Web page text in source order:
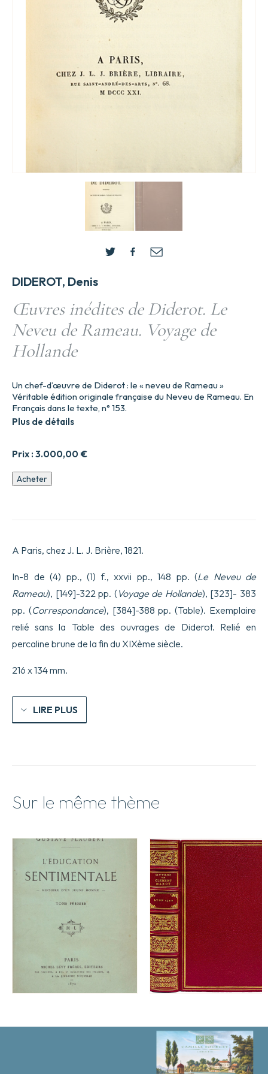
DIDEROT, Denis
Œuvres inédites de Diderot. Le
Neveu de Rameau. Voyage de
Hollande
Prix :3.000,00 €
Un chef-d’œuvre de Diderot : le « neveu de Rameau »
Véritable édition originale française du Neveu de Rameau. En
Français dans le texte, n° 153.
Plus de détails
quantité
de
Neveu
Rameau.
de
Hollande
Acheter
A Paris, chez J. L. J. Brière, 1821.
In-8 de (4) pp., (1) f., xxvii pp., 148 pp. (Le Neveu de
Rameau), [149]-322 pp. (Voyage de Hollande), [323]- 383
pp. (Correspondance), [384]-388 pp. (Table). Exemplaire
relié sans la Table des ouvrages de Diderot. Relié en
percaline brune de la fin du XIXème siècle.
216 x 134 mm.
LIRE PLUS
Sur le même thème